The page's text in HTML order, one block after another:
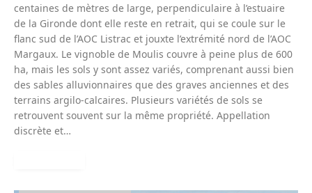
centaines de mètres de large, perpendiculaire à l’estuaire
de la Gironde dont elle reste en retrait, qui se coule sur le
flanc sud de l’AOC Listrac et jouxte l’extrémité nord de l’AOC
Margaux. Le vignoble de Moulis couvre à peine plus de 600
ha, mais les sols y sont assez variés, comprenant aussi bien
des sables alluvionnaires que des graves anciennes et des
terrains argilo-calcaires. Plusieurs variétés de sols se
retrouvent souvent sur la même propriété. Appellation
discrète et…